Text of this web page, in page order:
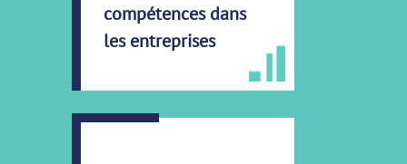
compétences dans
les entreprises